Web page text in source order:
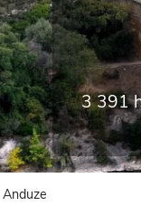
3 391
Anduze